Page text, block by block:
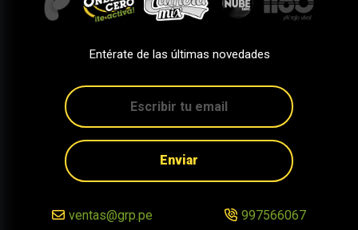
Entérate de las últimas novedades
Enviar
ventas@grp.pe 997566067